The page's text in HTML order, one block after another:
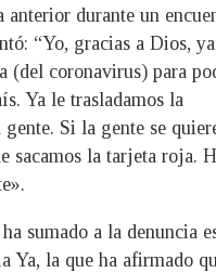
anterior durante un
“Yo, gracias a Dios,
(del coronavirus) para
Ya le trasladamos la
Si la gente se
sacamos la tarjeta roja.
sumado a la denuncia
Ya, la que ha afirmado